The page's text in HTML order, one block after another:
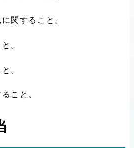
関すること。
。
。
こと。